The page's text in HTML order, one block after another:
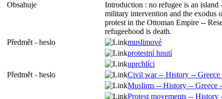
Obsahuje
Introduction : no refugee is an
military intervention and the exodus
protest in the Ottoman Empire --
refugeehood is death.
Předmět - heslo
muslimové
protestní hnutí
uprchlíci
Předmět - heslo
Civil war -- History -- Greece
Muslims -- History -- Greece
Protest movements --